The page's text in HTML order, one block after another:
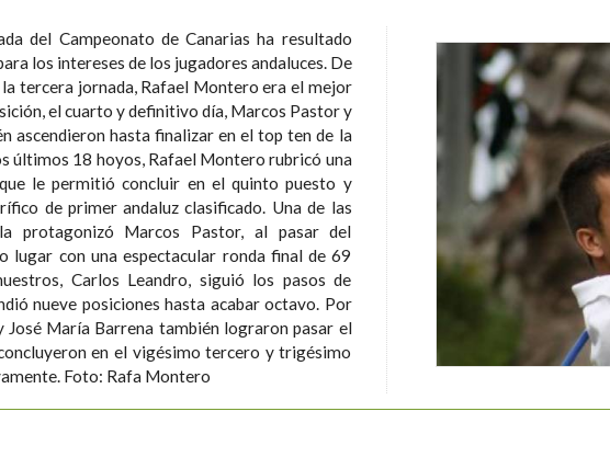
del Campeonato de Canarias ha resultado
los intereses de los jugadores andaluces. De
tercera jornada, Rafael Montero era el mejor
el cuarto y definitivo día, Marcos Pastor y
ascendieron hasta finalizar en el top ten de la
le permitió concluir en el quinto puesto y
primer andaluz clasificado. Una de las
protagonizó Marcos Pastor, al pasar del
lugar con una espectacular ronda final de 69
nueve posiciones hasta acabar octavo. Por
José María Barrena también lograron pasar el
en el vigésimo tercero y trigésimo
octavo lugar, respectivamente. Foto: Rafa Montero